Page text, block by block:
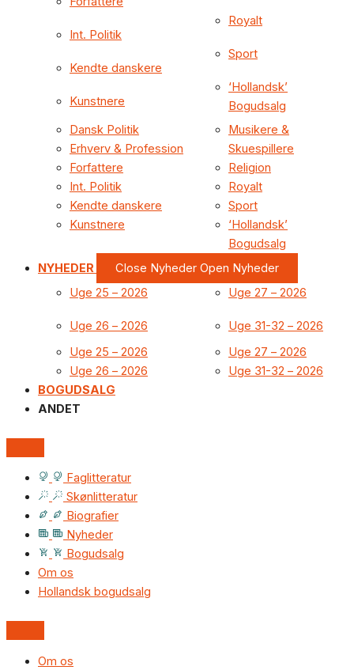
Int. Politik
Kendte danskere
Kunstnere
Royalt
Sport
‘Hollandsk’
Bogudsalg
Dansk Politik
Erhverv & Profession
Forfattere
Int. Politik
Kendte danskere
Kunstnere
Musikere &
Skuespillere
Religion
Royalt
Sport
‘Hollandsk’
Bogudsalg
NYHEDER
Close Nyheder Open Nyheder
Uge 25 – 2026
Uge 26 – 2026
Uge 27 – 2026
Uge 31-32 – 2026
Uge 25 – 2026
Uge 26 – 2026
Uge 27 – 2026
Uge 31-32 – 2026
BOGUDSALG
ANDET
Faglitteratur
Skønlitteratur
Biografier
Nyheder
Bogudsalg
Om os
Hollandsk bogudsalg
Om os